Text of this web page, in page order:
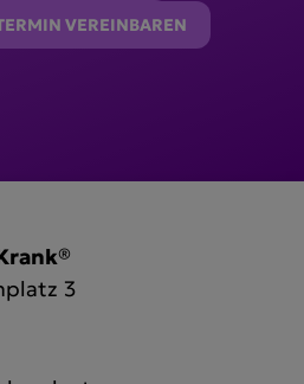
VEREINBAREN
3